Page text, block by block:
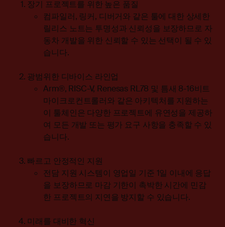
장기 프로젝트를 위한 높은 품질
컴파일러, 링커, 디버거와 같은 툴에 대한 상세한
릴리스 노트는 투명성과 신뢰성을 보장하므로 자
동차 개발을 위한 신뢰할 수 있는 선택이 될 수 있
습니다.
광범위한 디바이스 라인업
Arm®, RISC-V, Renesas RL78 및 틈새 8-16비트
마이크로컨트롤러와 같은 아키텍처를 지원하는
이 툴체인은 다양한 프로젝트에 유연성을 제공하
여 모든 개발 또는 평가 요구 사항을 충족할 수 있
습니다.
빠르고 안정적인 지원
전담 지원 시스템이 영업일 기준 1일 이내에 응답
을 보장하므로 마감 기한이 촉박한 시간에 민감
한 프로젝트의 지연을 방지할 수 있습니다.
미래를 대비한 혁신